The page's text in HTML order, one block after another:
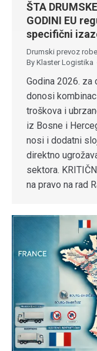
ŠTA
GODINI EU
specifični
Drumski prevoz robe
By Klaster Logistika
Godina 2026. za
donosi
troškova i
iz Bosne i
nosi i dodatni
direktno
sektora.
na pravo na rad